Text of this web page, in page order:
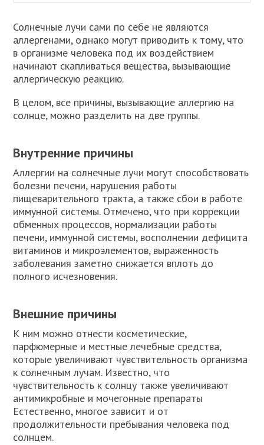
Солнечные лучи сами по себе не являются
аллергенами, однако могут приводить к тому, что
в организме человека под их воздействием
начинают скапливаться вещества, вызывающие
аллергическую реакцию.
В целом, все причины, вызывающие аллергию на
солнце, можно разделить на две группы.
Внутренние причины
Аллергии на солнечные лучи могут способствовать
болезни печени, нарушения работы
пищеварительного тракта, а также сбои в работе
иммунной системы. Отмечено, что при коррекции
обменных процессов, нормализации работы
печени, иммунной системы, восполнении дефицита
витаминов и микроэлементов, выраженность
заболевания заметно снижается вплоть до
полного исчезновения.
Внешние причины
К ним можно отнести косметические,
парфюмерные и местные лечебные средства,
которые увеличивают чувствительность организма
к солнечным лучам. Известно, что
чувствительность к солнцу также увеличивают
антимикробные и мочегонные препараты
Естественно, многое зависит и от
продолжительности пребывания человека под
солнцем.